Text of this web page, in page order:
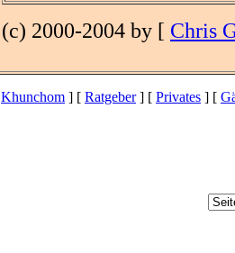
(c) 2000-2004 by [ Chris
Khunchom ] [ Ratgeber] [ Privates ] [